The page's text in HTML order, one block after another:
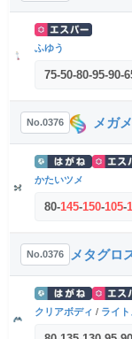
ふゆう
75-50-80-95-90-
No.0376 メガ
かたいツメ
80-145-150-105-
No.0376 メタグロ
クリアボディ / ライ